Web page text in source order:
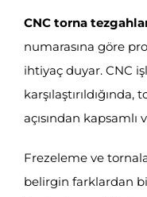
CNC torna
numarasına göre
ihtiyaç duyar. CNC
açısından kapsamlı
Frezeleme ve
belirgin farklardan